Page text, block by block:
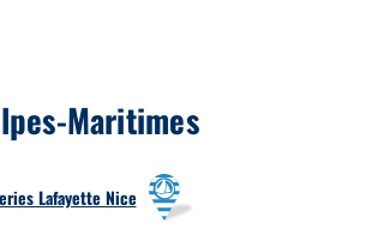
Maritimes
Lafayette Nice